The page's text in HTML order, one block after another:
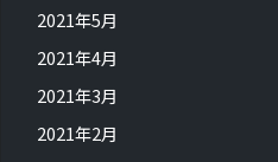
2021年5月
2021年4月
2021年3月
2021年2月